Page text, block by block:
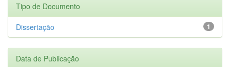
Tipo de Documento
1
Dissertação
Data de Publicação